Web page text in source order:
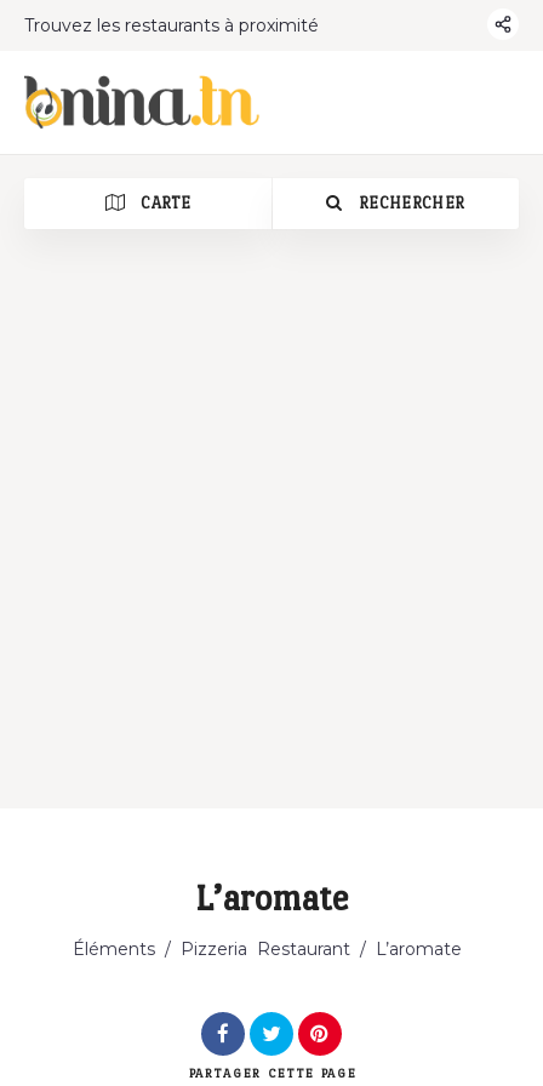
Trouvez les restaurants à proximité
CARTE RECHERCHER
L’aromate
Éléments / Pizzeria Restaurant / L’aromate
PARTAGER CETTE PAGE